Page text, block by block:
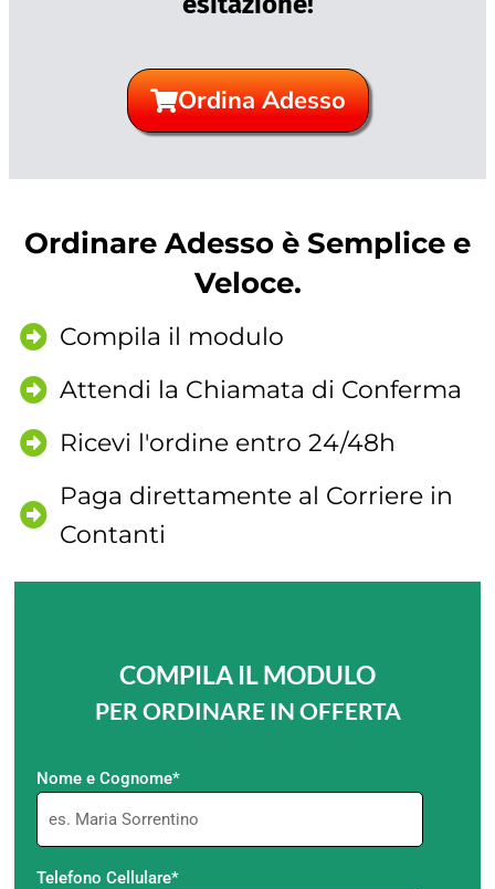
Ordina Adesso
Ordinare Adesso è Semplice e
Veloce.
Compila il modulo
Attendi la Chiamata di Conferma
Ricevi l'ordine entro 24/48h
Paga direttamente al Corriere in
Contanti
COMPILA IL MODULO
PER ORDINARE IN OFFERTA
Nome e Cognome*
Telefono Cellulare*